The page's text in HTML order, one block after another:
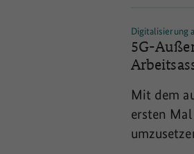
Montagearbeit an
des
Digitalisierung
5G-
Mit dem
ersten